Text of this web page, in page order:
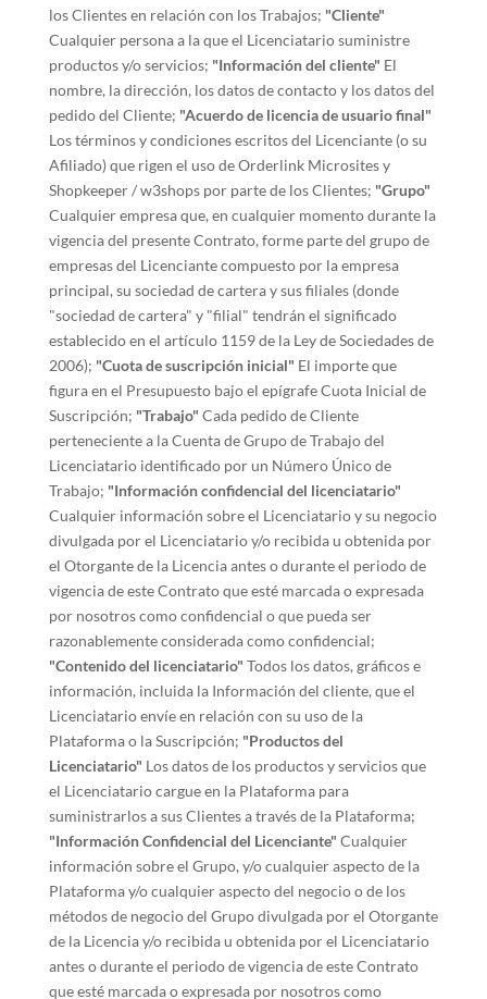
los Clientes en relación con los Trabajos; "Cliente"
Cualquier persona a la que el Licenciatario suministre
productos y/o servicios; "Información del cliente" El
nombre, la dirección, los datos de contacto y los datos del
pedido del Cliente; "Acuerdo de licencia de usuario final"
Los términos y condiciones escritos del Licenciante (o su
Afiliado) que rigen el uso de Orderlink Microsites y
Shopkeeper / w3shops por parte de los Clientes; "Grupo"
Cualquier empresa que, en cualquier momento durante la
vigencia del presente Contrato, forme parte del grupo de
empresas del Licenciante compuesto por la empresa
principal, su sociedad de cartera y sus filiales (donde
"sociedad de cartera" y "filial" tendrán el significado
establecido en el artículo 1159 de la Ley de Sociedades de
2006); "Cuota de suscripción inicial" El importe que
figura en el Presupuesto bajo el epígrafe Cuota Inicial de
Suscripción; "Trabajo" Cada pedido de Cliente
perteneciente a la Cuenta de Grupo de Trabajo del
Licenciatario identificado por un Número Único de
Trabajo; "Información confidencial del licenciatario"
Cualquier información sobre el Licenciatario y su negocio
divulgada por el Licenciatario y/o recibida u obtenida por
el Otorgante de la Licencia antes o durante el periodo de
vigencia de este Contrato que esté marcada o expresada
por nosotros como confidencial o que pueda ser
razonablemente considerada como confidencial;
"Contenido del licenciatario" Todos los datos, gráficos e
información, incluida la Información del cliente, que el
Licenciatario envíe en relación con su uso de la
Plataforma o la Suscripción; "Productos del
Licenciatario" Los datos de los productos y servicios que
el Licenciatario cargue en la Plataforma para
suministrarlos a sus Clientes a través de la Plataforma;
"Información Confidencial del Licenciante" Cualquier
información sobre el Grupo, y/o cualquier aspecto de la
Plataforma y/o cualquier aspecto del negocio o de los
métodos de negocio del Grupo divulgada por el Otorgante
de la Licencia y/o recibida u obtenida por el Licenciatario
antes o durante el periodo de vigencia de este Contrato
que esté marcada o expresada por nosotros como